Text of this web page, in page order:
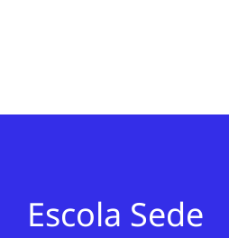
Escola Sede